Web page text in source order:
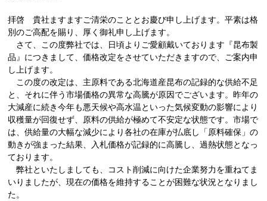
拝啓 貴社ますますご清栄のこととお慶び申し上げます。平素は格
別のご高配を賜り、厚く御礼申し上げます。
さて、この度弊社では、日頃よりご愛顧戴いております『昆布製
品』につきまして、価格改定をさせていただきますので、ご案内申
し上げます。
この度の改定は、主原料である北海道産昆布の記録的な供給不足
と、それに伴う市場価格の異常な高騰が原因でございます。昨年の
大減産に続き今年も悪天候や高水温といった気候変動の影響により
収穫量が回復せず、原料の供給が極めて不安定な状態です。市場で
は、供給量の大幅な減少により各社の在庫が払底し「原料確保」の
動きが強まった結果、入札価格が記録的に高騰し、過熱状態となっ
ております。
弊社といたしましても、コスト削減に向けた企業努力を重ねてま
いりましたが、現在の価格を維持することが困難な状況となりまし
た。